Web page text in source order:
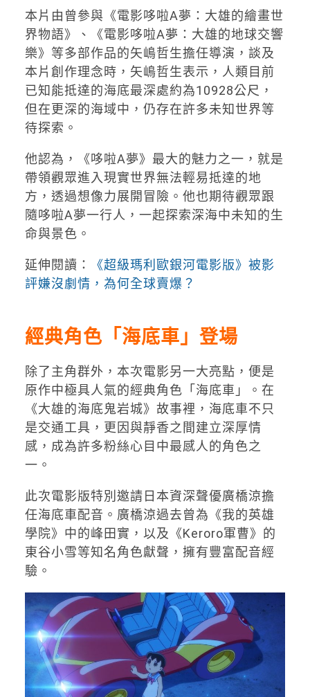
本片由曾參與《電影哆啦A夢：大雄的繪畫世
界物語》、《電影哆啦A夢：大雄的地球交響
樂》等多部作品的矢嶋哲生擔任導演，談及
本片創作理念時，矢嶋哲生表示，人類目前
已知能抵達的海底最深處約為10928公尺，
但在更深的海域中，仍存在許多未知世界等
待探索。
他認為，《哆啦A夢》最大的魅力之一，就是
帶領觀眾進入現實世界無法輕易抵達的地
方，透過想像力展開冒險。他也期待觀眾跟
隨哆啦A夢一行人，一起探索深海中未知的生
命與景色。
延伸閱讀：
《超級瑪利歐銀河電影版》被影
評嫌沒劇情，為何全球賣爆？
經典角色「海底車」登場
除了主角群外，本次電影另一大亮點，便是
原作中極具人氣的經典角色「海底車」。在
《大雄的海底鬼岩城》故事裡，海底車不只
是交通工具，更因與靜香之間建立深厚情
感，成為許多粉絲心目中最感人的角色之
一。
此次電影版特別邀請日本資深聲優廣橋涼擔
任海底車配音。廣橋涼過去曾為《我的英雄
學院》中的峰田實，以及《Keroro軍曹》的
東谷小雪等知名角色獻聲，擁有豐富配音經
驗。